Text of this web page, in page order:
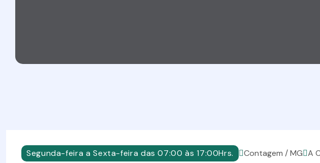
Segunda-feira a Sexta-feira das 07:00 às 17:00Hrs. Contagem / MG A